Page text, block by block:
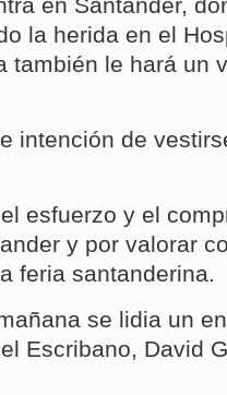
la herida en el
también le hará un
intención de
esfuerzo y el
y por valorar
feria santanderina.
se lidia un
Escribano, David